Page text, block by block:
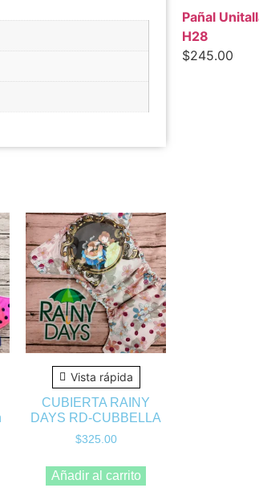
Vista rápida
CUBIERTA RAINY
DAYS RD-CUBBELLA
$325.00
Añadir al carrito
Pañal
H28
$245.00